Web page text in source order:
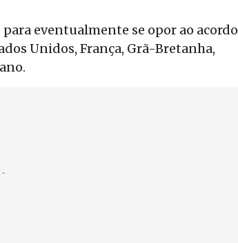
eventualmente se opor ao acordo
Unidos, França, Grã-Bretanha,